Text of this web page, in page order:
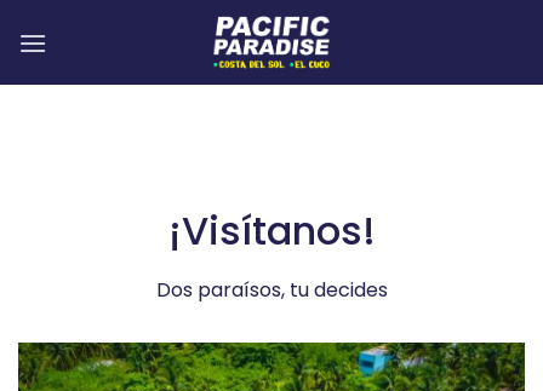
¡Visítanos!
Dos paraísos, tu decides